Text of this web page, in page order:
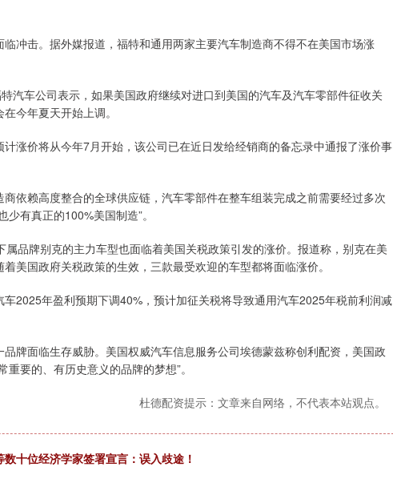
击。据外媒报道，福特和通用两家主要汽车制造商不得不在美国市场涨
车公司表示，如果美国政府继续对进口到美国的汽车及汽车零部件征收关
今年夏天开始上调。
价将从今年7月开始，该公司已在近日发给经销商的备忘录中通报了涨价事
赖高度整合的全球供应链，汽车零部件在整车组装完成之前需要经过多次
有真正的100%美国制造”。
牌别克的主力车型也面临着美国关税政策引发的涨价。报道称，别克在美
美国政府关税政策的生效，三款最受欢迎的车型都将面临涨价。
年盈利预期下调40%，预计加征关税将导致通用汽车2025年税前利润减
面临生存威胁。美国权威汽车信息服务公司埃德蒙兹称创利配资，美国政
要的、有历史意义的品牌的梦想”。
杜德配资提示：文章来自网络，不代表本站观点。
十位经济学家签署宣言：误入歧途！